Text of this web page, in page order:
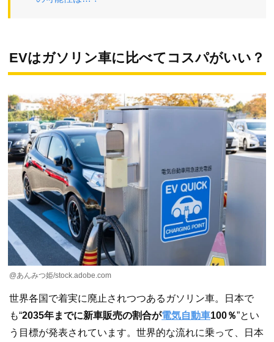
EVはガソリン車に比べてコスパがいい？
@あんみつ姫/stock.adobe.com
世界各国で着実に廃止されつつあるガソリン車。日本で
も“2035年までに新車販売の割合が電気自動車100％”とい
う目標が発表されています。世界的な流れに乗って、日本